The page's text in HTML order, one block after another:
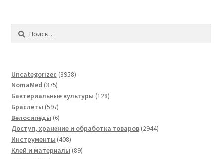
Найти:
Uncategorized 39583958
NomaMed 375375
товаров
Бактериальные культуры 128128
Браслеты 597597
товаров
Велосипеды 66
товаров
Доступ, хранение и обработка товаров 29442944
Инструменты 408408
товаров
Клей и материалы 8989